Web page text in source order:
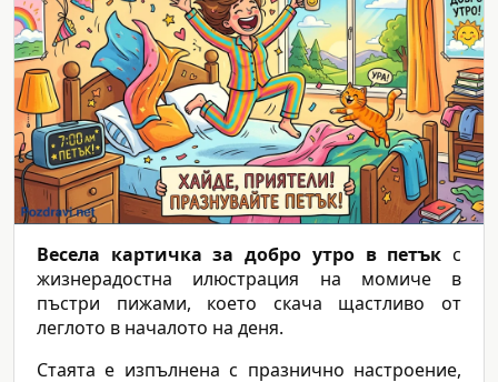
Весела картичка за добро утро в петък с
жизнерадостна илюстрация на момиче в
пъстри пижами, което скача щастливо от
леглото в началото на деня.
Стаята е изпълнена с празнично настроение,